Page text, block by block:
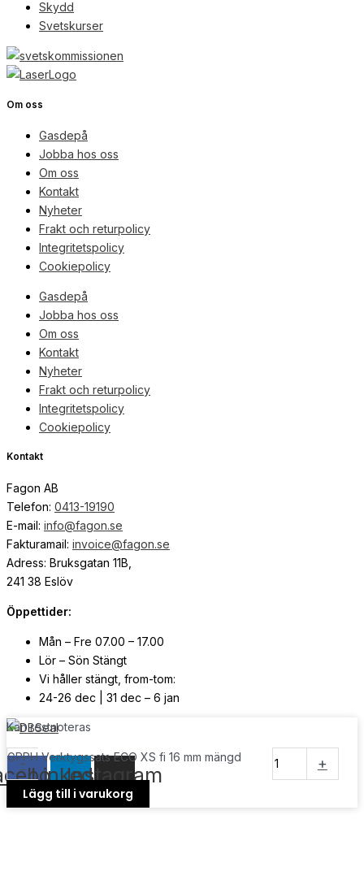
Skydd
Svetskurser
Om oss
Gasdepå
Jobba hos oss
Om oss
Kontakt
Nyheter
Frakt och returpolicy
Integritetspolicy
Cookiepolicy
Gasdepå
Jobba hos oss
Om oss
Kontakt
Nyheter
Frakt och returpolicy
Integritetspolicy
Cookiepolicy
Kontakt
Fagon AB
Telefon: 0413-19190
E-mail: info@fagon.se
Fakturamail: invoice@fagon.se
Adress: Bruksgatan 11B,
241 38 Eslöv
Öppettider:
Mån – Fre 07.00 – 17.00
Lör – Sön Stängt
Vi håller stängt, from-tom:
24-26 dec | 31 dec – 6 jan
© Copyright Svensk Media Partner
Linkedin
Instagram
Kan restnoteras
-
GPPH Verktygssats ECO XS fi 16 mm mängd +
Lägg till i varukorg